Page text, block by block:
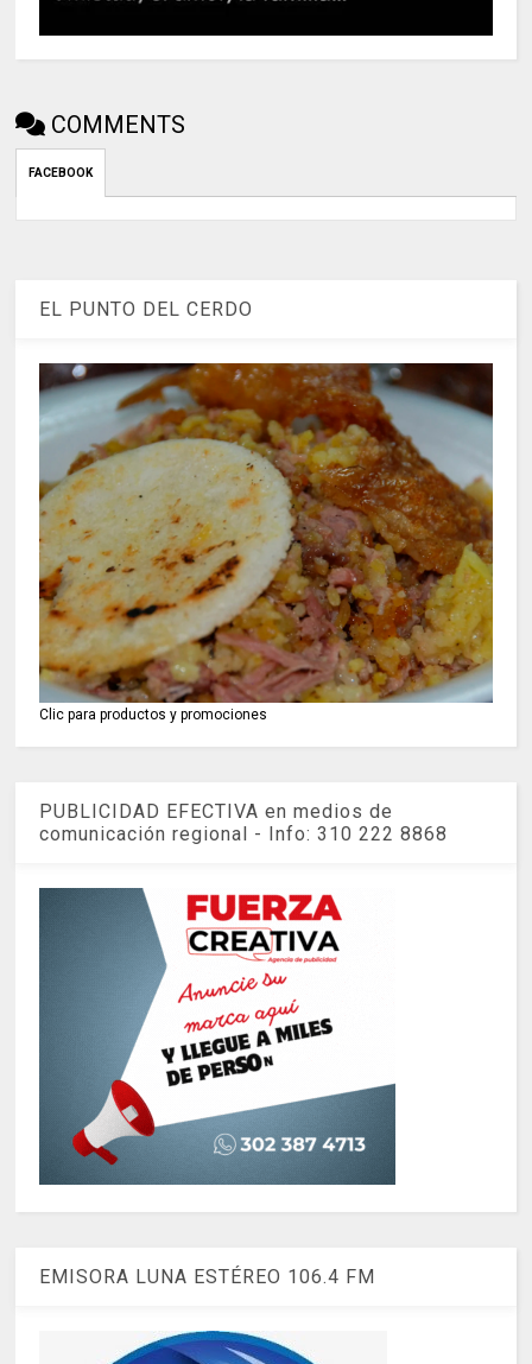
COMMENTS
FACEBOOK
EL PUNTO DEL CERDO
Clic para productos y promociones
PUBLICIDAD EFECTIVA en medios de
comunicación regional - Info: 310 222 8868
EMISORA LUNA ESTÉREO 106.4 FM